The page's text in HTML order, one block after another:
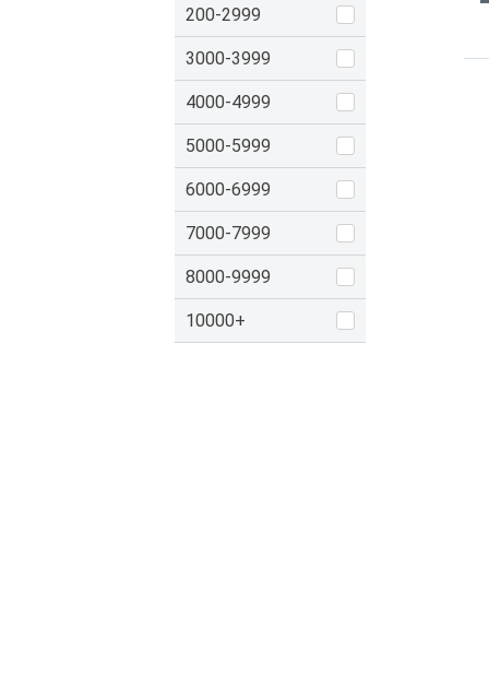
200-2999
3000-3999
4000-4999
5000-5999
6000-6999
7000-7999
8000-9999
10000+